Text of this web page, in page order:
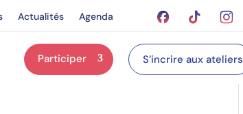
Actualités Agenda
Participer S’incrire aux ateliers